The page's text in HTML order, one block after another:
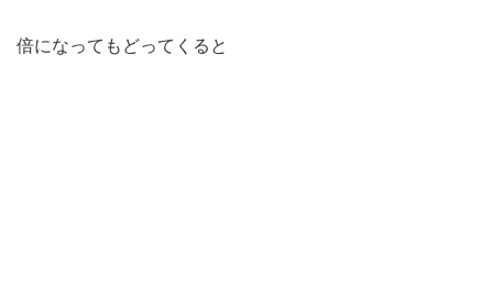
倍になってもどってくると